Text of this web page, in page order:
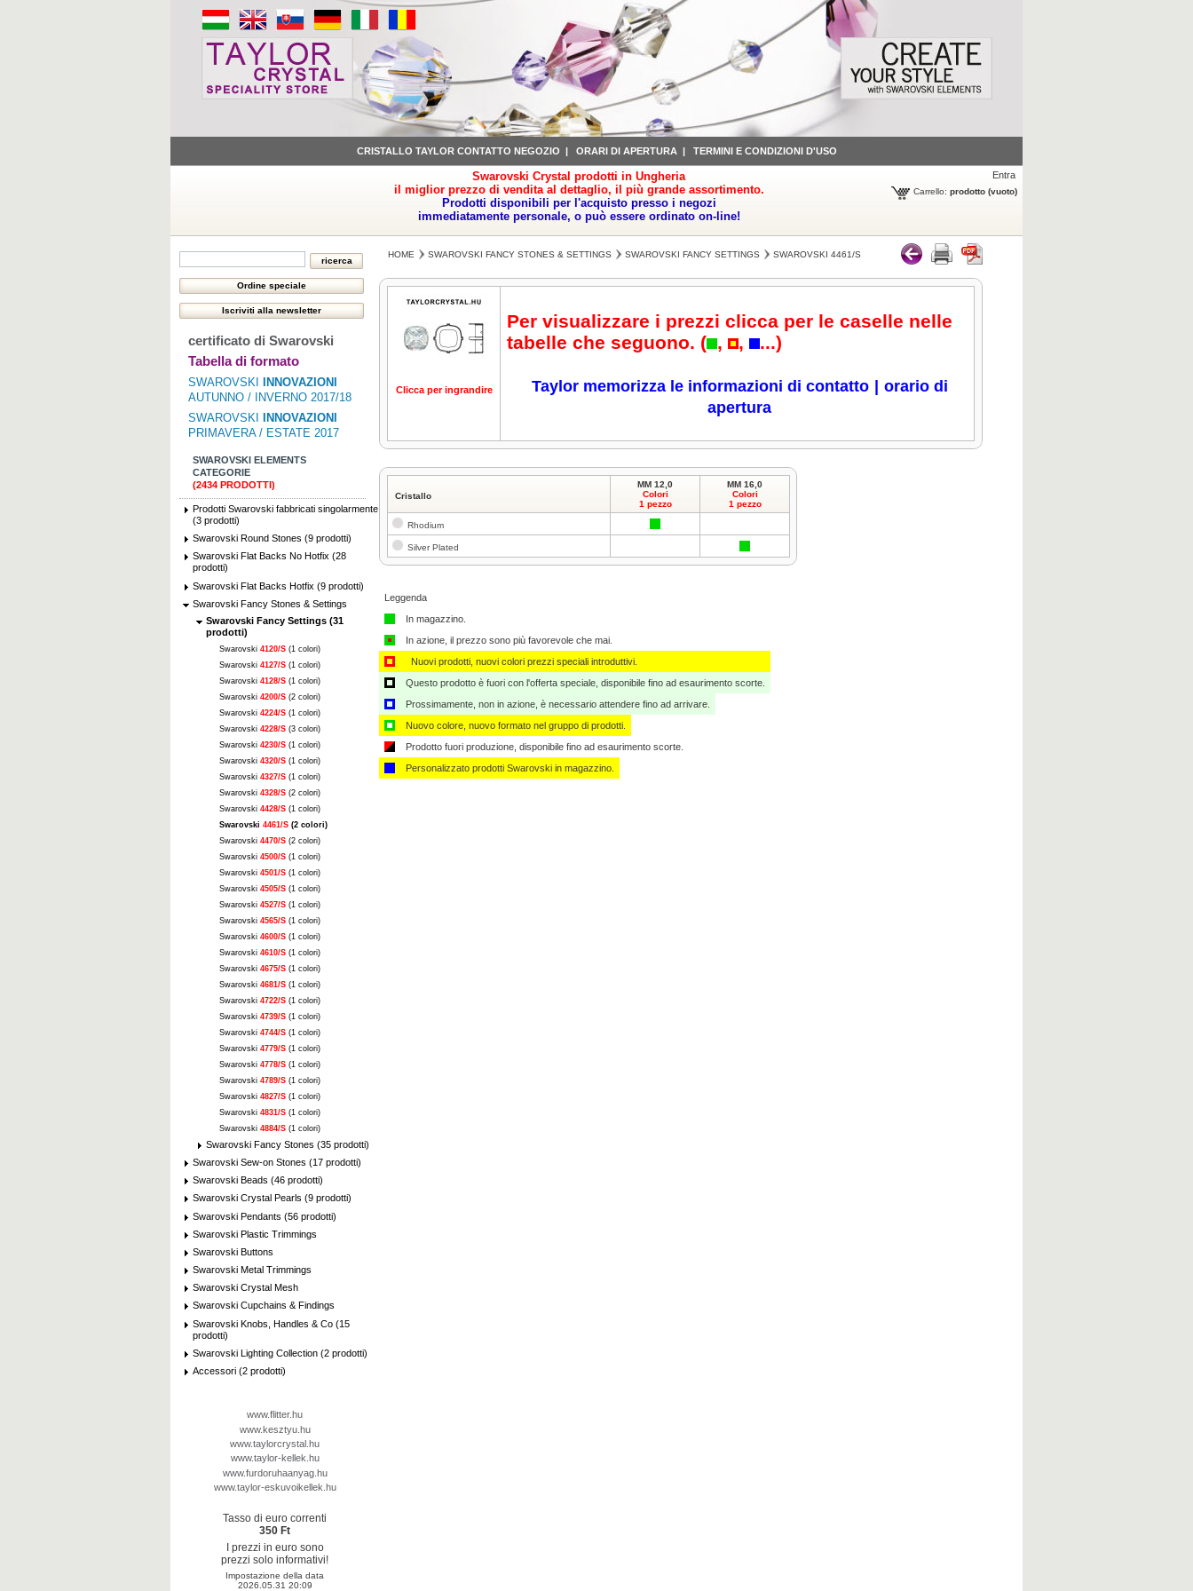
CRISTALLO TAYLOR CONTATTO NEGOZIO | ORARI DI APERTURA | TERMINI E CONDIZIONI D'USO
Swarovski Crystal prodotti in Ungheria
il miglior prezzo di vendita al dettaglio, il più grande assortimento.
Prodotti disponibili per l'acquisto presso i negozi
immediatamente personale, o può essere ordinato on-line!
Entra
Carrello: prodotto (vuoto)
certificato di Swarovski
Tabella di formato
SWAROVSKI
INNOVAZIONI
AUTUNNO / INVERNO 2017/18
SWAROVSKI
INNOVAZIONI
PRIMAVERA / ESTATE 2017
SWAROVSKI ELEMENTS
CATEGORIE
(2434 PRODOTTI)
Prodotti Swarovski fabbricati singolarmente
(3 prodotti)
Swarovski Round Stones (9 prodotti)
Swarovski Flat Backs No Hotfix (28
prodotti)
Swarovski Flat Backs Hotfix (9 prodotti)
Swarovski Fancy Stones & Settings
Swarovski Fancy Settings (31
prodotti)
Swarovski 4120/S (1 colori)
Swarovski 4127/S (1 colori)
Swarovski 4128/S (1 colori)
Swarovski 4200/S (2 colori)
Swarovski 4224/S (1 colori)
Swarovski 4228/S (3 colori)
Swarovski 4230/S (1 colori)
Swarovski 4320/S (1 colori)
Swarovski 4327/S (1 colori)
Swarovski 4328/S (2 colori)
Swarovski 4428/S (1 colori)
Swarovski 4461/S (2 colori)
Swarovski 4470/S (2 colori)
Swarovski 4500/S (1 colori)
Swarovski 4501/S (1 colori)
Swarovski 4505/S (1 colori)
Swarovski 4527/S (1 colori)
Swarovski 4565/S (1 colori)
Swarovski 4600/S (1 colori)
Swarovski 4610/S (1 colori)
Swarovski 4675/S (1 colori)
Swarovski 4681/S (1 colori)
Swarovski 4722/S (1 colori)
Swarovski 4739/S (1 colori)
Swarovski 4744/S (1 colori)
Swarovski 4779/S (1 colori)
Swarovski 4778/S (1 colori)
Swarovski 4789/S (1 colori)
Swarovski 4827/S (1 colori)
Swarovski 4831/S (1 colori)
Swarovski 4884/S (1 colori)
Swarovski Fancy Stones (35 prodotti)
Swarovski Sew-on Stones (17 prodotti)
Swarovski Beads (46 prodotti)
Swarovski Crystal Pearls (9 prodotti)
Swarovski Pendants (56 prodotti)
Swarovski Plastic Trimmings
Swarovski Buttons
Swarovski Metal Trimmings
Swarovski Crystal Mesh
Swarovski Cupchains & Findings
Swarovski Knobs, Handles & Co (15
prodotti)
Swarovski Lighting Collection (2 prodotti)
Accessori (2 prodotti)
www.flitter.hu
www.kesztyu.hu
www.taylorcrystal.hu
www.taylor-kellek.hu
www.furdoruhaanyag.hu
www.taylor-eskuvoikellek.hu
Tasso di euro correnti
350 Ft
I prezzi in euro sono
prezzi solo informativi!
Impostazione della data
2026.05.31 20:09
HOME SWAROVSKI FANCY STONES & SETTINGS SWAROVSKI FANCY SETTINGS SWAROVSKI 4461/S
Clicca per ingrandire
Per visualizzare i prezzi clicca per le caselle nelle
tabelle che seguono. ( , , ...)
Taylor memorizza le informazioni di contatto
orario di
apertura
Cristallo
MM 12,0
Colori
1 pezzo
MM 16,0
Colori
1 pezzo
Rhodium
Silver Plated
Leggenda
In magazzino.
In azione, il prezzo sono più favorevole che mai.
Nuovi prodotti, nuovi colori prezzi speciali introduttivi.
Questo prodotto è fuori con l'offerta speciale, disponibile fino ad esaurimento scorte.
Prossimamente, non in azione, è necessario attendere fino ad arrivare.
Nuovo colore, nuovo formato nel gruppo di prodotti.
Prodotto fuori produzione, disponibile fino ad esaurimento scorte.
Personalizzato ​​prodotti Swarovski in magazzino.